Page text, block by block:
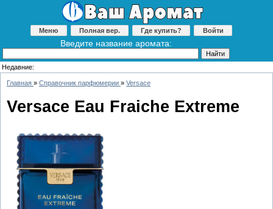
Меню Полная вер. Где купить? Войти
Введите название аромата:
Недавние:
Главная » Справочник парфюмерии » Versace
Versace Eau Fraiche Extreme